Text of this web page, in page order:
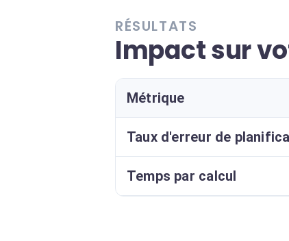
RÉSULTATS
Impact sur
Métrique
Taux d'erreur de
Temps par calcul